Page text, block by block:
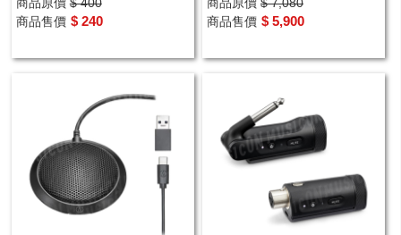
管 活動 主持 舞台 會議
商品售價 $ 240
商品售價 $ 5,900